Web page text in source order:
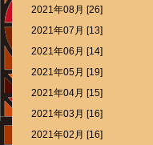
2021年08月 [26]
2021年07月 [13]
2021年06月 [14]
2021年05月 [19]
2021年04月 [15]
2021年03月 [16]
2021年02月 [16]